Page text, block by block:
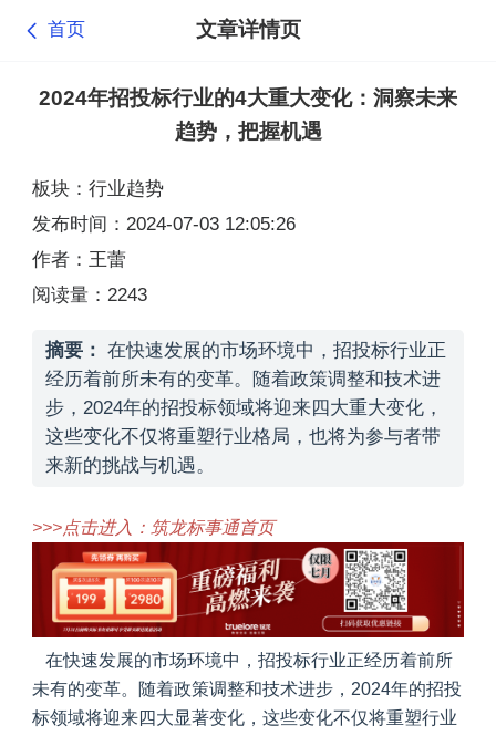
首页 文章详情页
2024年招投标行业的4大重大变化：洞察未来
趋势，把握机遇
板块：行业趋势
发布时间：2024-07-03 12:05:26
作者：王蕾
阅读量：2243
摘要： 在快速发展的市场环境中，招投标行业正
经历着前所未有的变革。随着政策调整和技术进
步，2024年的招投标领域将迎来四大重大变化，
这些变化不仅将重塑行业格局，也将为参与者带
来新的挑战与机遇。
>>>点击进入：筑龙标事通首页
在快速发展的市场环境中，招投标行业正经历着前所
未有的变革。随着政策调整和技术进步，2024年的招投
标领域将迎来四大显著变化，这些变化不仅将重塑行业